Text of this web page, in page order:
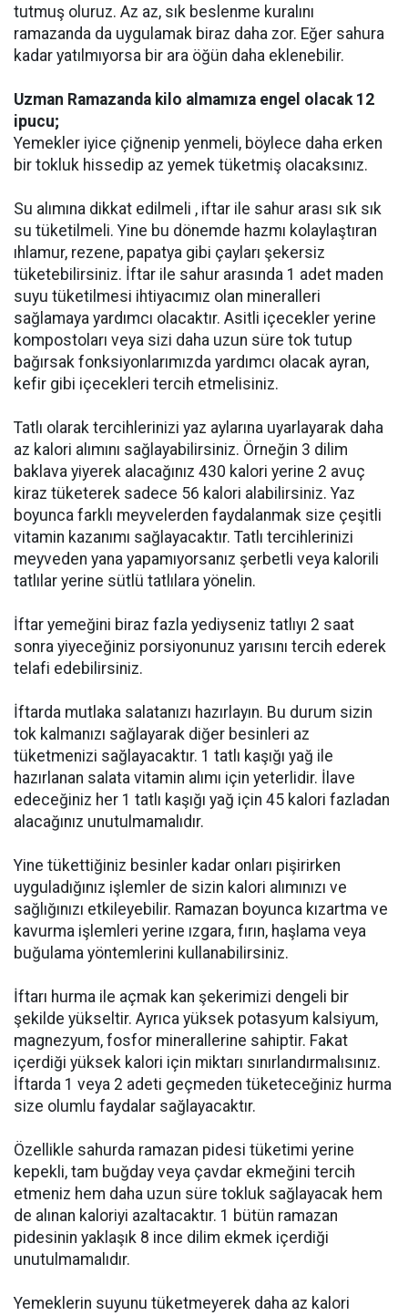
tutmuş oluruz. Az az, sık beslenme kuralını
ramazanda da uygulamak biraz daha zor. Eğer sahura
kadar yatılmıyorsa bir ara öğün daha eklenebilir.
Uzman Ramazanda kilo almamıza engel olacak 12
ipucu;
Yemekler iyice çiğnenip yenmeli, böylece daha erken
bir tokluk hissedip az yemek tüketmiş olacaksınız.
Su alımına dikkat edilmeli , iftar ile sahur arası sık sık
su tüketilmeli. Yine bu dönemde hazmı kolaylaştıran
ıhlamur, rezene, papatya gibi çayları şekersiz
tüketebilirsiniz. İftar ile sahur arasında 1 adet maden
suyu tüketilmesi ihtiyacımız olan mineralleri
sağlamaya yardımcı olacaktır. Asitli içecekler yerine
kompostoları veya sizi daha uzun süre tok tutup
bağırsak fonksiyonlarımızda yardımcı olacak ayran,
kefir gibi içecekleri tercih etmelisiniz.
Tatlı olarak tercihlerinizi yaz aylarına uyarlayarak daha
az kalori alımını sağlayabilirsiniz. Örneğin 3 dilim
baklava yiyerek alacağınız 430 kalori yerine 2 avuç
kiraz tüketerek sadece 56 kalori alabilirsiniz. Yaz
boyunca farklı meyvelerden faydalanmak size çeşitli
vitamin kazanımı sağlayacaktır. Tatlı tercihlerinizi
meyveden yana yapamıyorsanız şerbetli veya kalorili
tatlılar yerine sütlü tatlılara yönelin.
İftar yemeğini biraz fazla yediyseniz tatlıyı 2 saat
sonra yiyeceğiniz porsiyonunuz yarısını tercih ederek
telafi edebilirsiniz.
İftarda mutlaka salatanızı hazırlayın. Bu durum sizin
tok kalmanızı sağlayarak diğer besinleri az
tüketmenizi sağlayacaktır. 1 tatlı kaşığı yağ ile
hazırlanan salata vitamin alımı için yeterlidir. İlave
edeceğiniz her 1 tatlı kaşığı yağ için 45 kalori fazladan
alacağınız unutulmamalıdır.
Yine tükettiğiniz besinler kadar onları pişirirken
uyguladığınız işlemler de sizin kalori alımınızı ve
sağlığınızı etkileyebilir. Ramazan boyunca kızartma ve
kavurma işlemleri yerine ızgara, fırın, haşlama veya
buğulama yöntemlerini kullanabilirsiniz.
İftarı hurma ile açmak kan şekerimizi dengeli bir
şekilde yükseltir. Ayrıca yüksek potasyum kalsiyum,
magnezyum, fosfor minerallerine sahiptir. Fakat
içerdiği yüksek kalori için miktarı sınırlandırmalısınız.
İftarda 1 veya 2 adeti geçmeden tüketeceğiniz hurma
size olumlu faydalar sağlayacaktır.
Özellikle sahurda ramazan pidesi tüketimi yerine
kepekli, tam buğday veya çavdar ekmeğini tercih
etmeniz hem daha uzun süre tokluk sağlayacak hem
de alınan kaloriyi azaltacaktır. 1 bütün ramazan
pidesinin yaklaşık 8 ince dilim ekmek içerdiği
unutulmamalıdır.
Yemeklerin suyunu tüketmeyerek daha az kalori